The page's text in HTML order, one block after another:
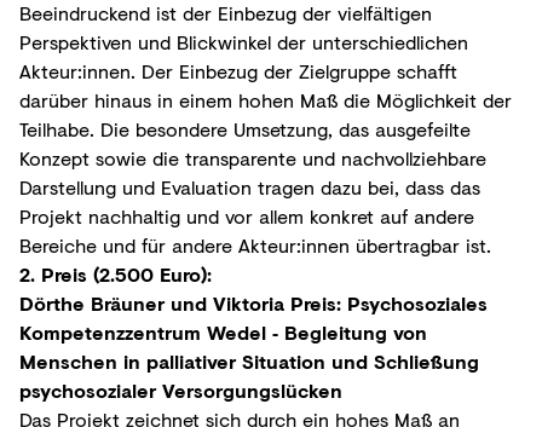
Beeindruckend ist der Einbezug der vielfältigen
Perspektiven und Blickwinkel der unterschiedlichen
Akteur:innen. Der Einbezug der Zielgruppe schafft
darüber hinaus in einem hohen Maß die Möglichkeit der
Teilhabe. Die besondere Umsetzung, das ausgefeilte
Konzept sowie die transparente und nachvollziehbare
Darstellung und Evaluation tragen dazu bei, dass das
Projekt nachhaltig und vor allem konkret auf andere
Bereiche und für andere Akteur:innen übertragbar ist.
2. Preis (2.500 Euro):
Dörthe Bräuner und Viktoria Preis: Psychosoziales
Kompetenzzentrum Wedel ‐ Begleitung von
Menschen in palliativer Situation und Schließung
psychosozialer Versorgungslücken
Das Projekt zeichnet sich durch ein hohes Maß an